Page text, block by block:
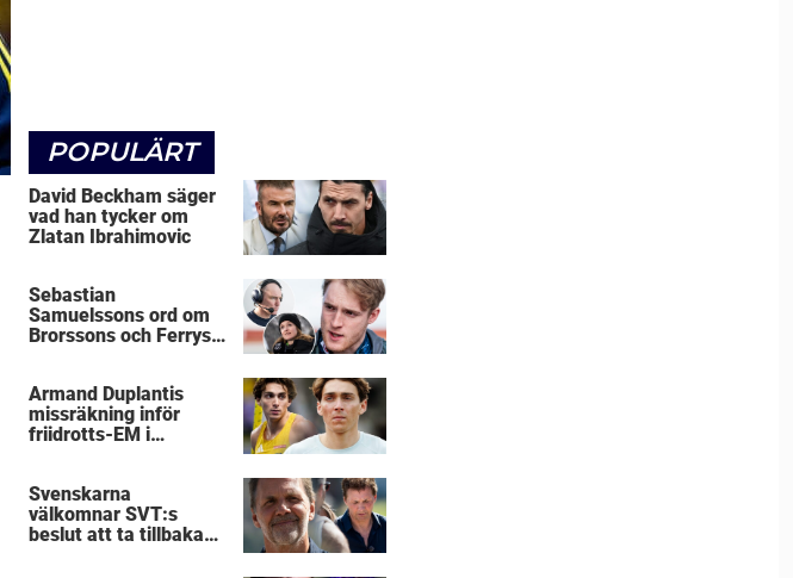
POPULÄRT
David Beckham säger
vad han tycker om
Zlatan Ibrahimovic
Sebastian
Samuelssons ord om
Brorssons och Ferrys
Armand Duplantis
missräkning inför
friidrotts-EM i
Svenskarna
välkomnar SVT:s
beslut att ta tillbaka